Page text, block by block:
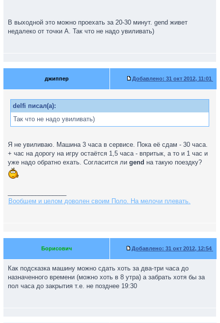
В выходной это можно проехать за 20-30 минут. gend живет
недалеко от точки А. Так что не надо увиливать)
джиппер Добавлено: 31 окт 2012, 11:01
delfi писал(а):
Так что не надо увиливать)
Я не увиливаю. Машина 3 часа в сервисе. Пока её сдам - 30 часа.
+ час на дорогу на игру остаётся 1,5 часа - впритык, а то и 1 час и
уже надо обратно ехать. Согласится ли gend на такую поездку?
Вообщем и целом доволен своим Поло. На мелочи плевать.
Борисович Добавлено: 31 окт 2012, 12:54
Как подсказка машину можно сдать хоть за два-три часа до
назначенного времени (можно хоть в 8 утра) а забрать хотя бы за
пол часа до закрытия т.е. не позднее 19:30